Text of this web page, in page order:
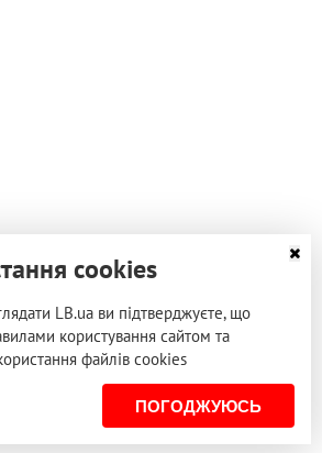
на "Днепр"
не смог гарантировать
ФК "Металлист" в период
о чем сообщил…
cookies
LB.ua ви підтверджуєте, що
користування сайтом та
файлів cookies
ПОГОДЖУЮСЬ